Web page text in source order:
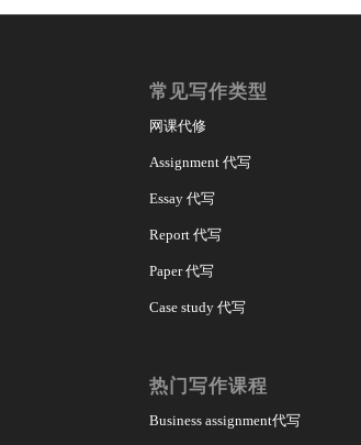
常见写作类型
网课代修
Assignment 代写
Essay 代写
Report 代写
Paper 代写
Case study 代写
热门写作课程
Business assignment代写